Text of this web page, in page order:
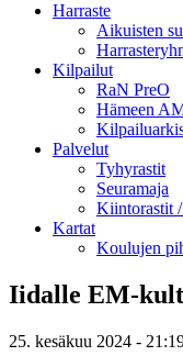
Harraste
Aikuisten
Kilpailut
RaN PreO
Hämeen
Palvelut
Tyhyrastit
Seuramaja
Kiintorastit
Kartat
Koulujen
Iidalle EM-
25. kesäkuu 2024 -